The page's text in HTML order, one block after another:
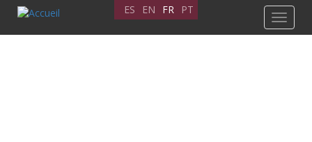
Aller
contenu
Toggle
ES EN FR PT